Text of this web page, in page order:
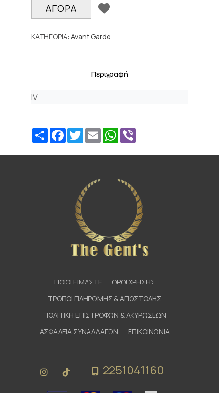
ΑΓΟΡΑ
ΚΑΤΗΓΟΡΙΑ: Avant Garde
Περιγραφή
IV
ShareFacebook
TwitterEmailWhatsApp
ΠΟΙΟΙ ΕΙΜΑΣΤΕ
ΟΡΟΙ ΧΡΗΣΗΣ
ΤΡΟΠΟΙ ΠΛΗΡΩΜΗΣ & ΑΠΟΣΤΟΛΗΣ
ΠΟΛΙΤΙΚΗ ΕΠΙΣΤΡΟΦΩΝ & ΑΚΥΡΩΣΕΩΝ
ΑΣΦΑΛΕΙΑ ΣΥΝΑΛΛΑΓΩΝ
ΕΠΙΚΟΙΝΩΝΙΑ
2251041160